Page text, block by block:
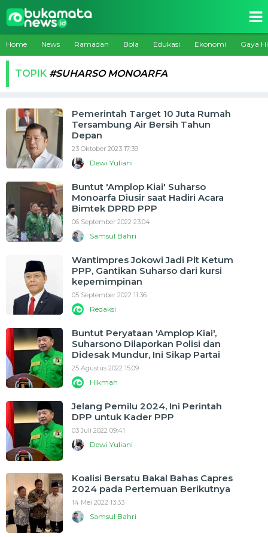
Home News Ramadan Bola Edukasi Ekonomi Gaya
TOPIK #SUHARSO MONOARFA
Pemerintah Target 10 Juta Rumah
Tersambung Air Bersih Tahun
Depan
23 Oktober 2023 17:39
Dewi Yuliani
Buntut 'Amplop Kiai' Suharso
Monoarfa Diusir saat Hadiri Acara
Bimtek DPRD PPP
06 September 2022 23:04
Samsul Bahri
Wantimpres Jokowi Jadi Plt Ketum
PPP, Gantikan Suharso dari kursi
kepemimpinan
05 September 2022 11:36
Redaksi
Buntut Peryataan 'Amplop Kiai',
Suharsono Dilaporkan Polisi dan
Didesak Mundur, Ini Sikap Partai
25 Agustus 2022 15:09
Hikmah
Jelang Pemilu 2024, Ini Perintah
DPP untuk Kader PPP
03 Juli 2022 09:41
Dewi Yuliani
Koalisi Bersatu Bakal Bahas Capres
2024 pada Pertemuan Berikutnya
14 Mei 2022 13:33
Samsul Bahri